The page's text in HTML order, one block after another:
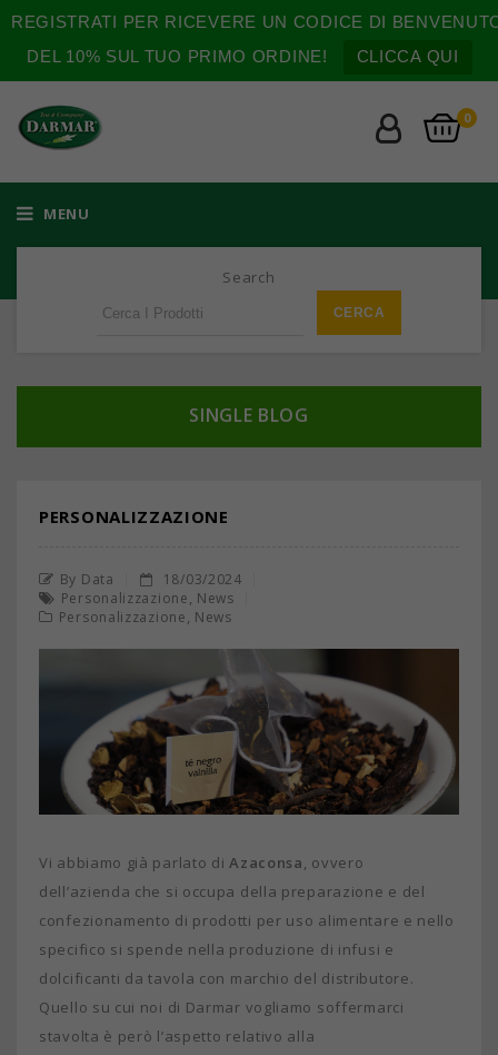
REGISTRATI PER RICEVERE UN CODICE DI
DEL 10% SUL TUO PRIMO ORDINE!
CLICCA QUI
0
MENU
Search
SINGLE BLOG
PERSONALIZZAZIONE
By Data
18/03/2024
Personalizzazione, News
Personalizzazione, News
Vi abbiamo già parlato di Azaconsa , ovvero
dell’azienda che si occupa della preparazione e del
confezionamento di prodotti per uso alimentare e nello
specifico si spende nella produzione di infusi e
dolcificanti da tavola con marchio del distributore.
Quello su cui noi di Darmar vogliamo soffermarci
stavolta è però l’aspetto relativo alla